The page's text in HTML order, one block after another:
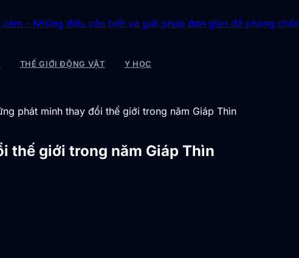
cần biết và giải pháp đơn giản để phòng chống◆ NASA
THẾ GIỚI ĐỘNG VẬT Y HỌC
phát minh thay đổi thế giới trong năm Giáp Thìn
thế giới trong năm Giáp Thìn